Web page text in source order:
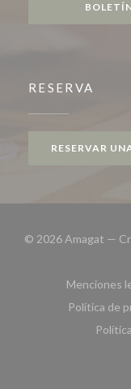
RESERVA
RESERVAR
© 2026 Amagat —
Menciones
Política de